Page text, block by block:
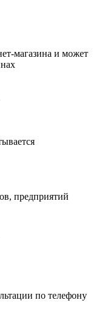
магазина и может
предприятий
по телефону